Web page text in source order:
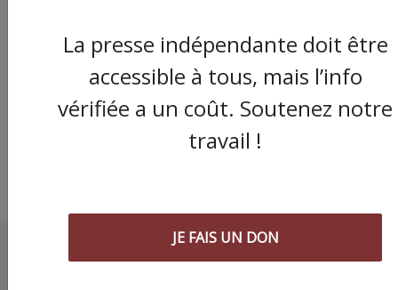
jeunesse prend la
la manifestation
intersyndicale !
La presse indépendante doit être
accessible à tous, mais l’info
vérifiée a un coût. Soutenez notre
travail !
JE FAIS UN DON